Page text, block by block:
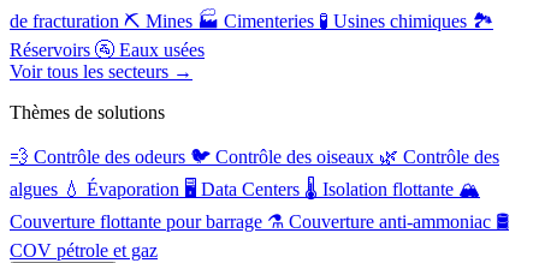
de fracturation ⛏️ Mines 🏭 Cimenteries 🧪 Usines chimiques 🏞️
Réservoirs 🚰 Eaux usées
Voir tous les secteurs →
Thèmes de solutions
💨 Contrôle des odeurs 🐦 Contrôle des oiseaux 🌿 Contrôle des
algues 💧 Évaporation 🖥️ Data Centers 🌡️ Isolation flottante 🏔️
Couverture flottante pour barrage ⚗️ Couverture anti-ammoniac 🛢️
COV pétrole et gaz